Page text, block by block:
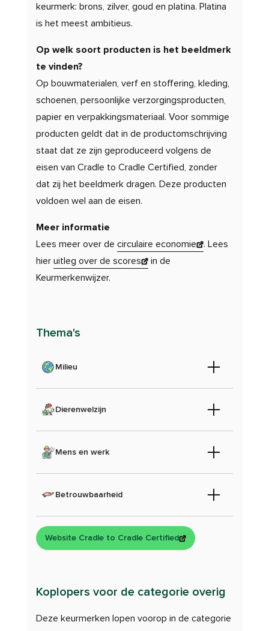
keurmerk: brons, zilver, goud en platina. Platina
is het meest ambitieus.
Op welk soort producten is het beeldmerk
te vinden?
Op bouwmaterialen, verf en stoffering, kleding,
schoenen, persoonlijke verzorgingsproducten,
papier en verpakkingsmateriaal. Voor sommige
producten geldt dat in de productomschrijving
staat dat ze zijn geproduceerd volgens de
eisen van Cradle to Cradle Certified, zonder
dat zij het beeldmerk dragen. Deze producten
voldoen wel aan de eisen.
Meer informatie
Lees meer over de circulaire economie
. Lees
hier uitleg over de scores
in de
Keurmerkenwijzer.
Thema's
Milieu
Dierenwelzijn
Mens en werk
Betrouwbaarheid
Website Cradle to Cradle Certified
Koplopers voor de categorie overig
Deze keurmerken lopen voorop in de categorie